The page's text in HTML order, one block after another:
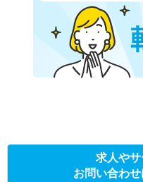
求人や
お問い合わ